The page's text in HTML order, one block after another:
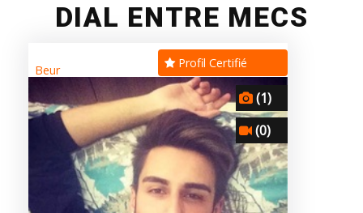
DIAL ENTRE MECS